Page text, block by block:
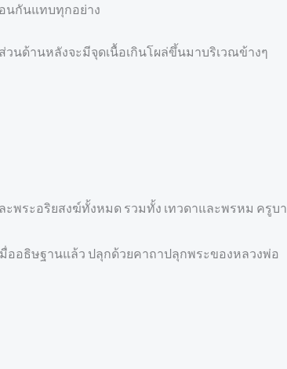
นกันแทบทุกอย่าง
นด้านหลังจะมีจุดเนื้อเกินโผล่ขึ้นมาบริเวณข้างๆ
ะพระอริยสงฆ์ทั้งหมด รวมทั้ง เทวดาและพรหม ครูบา
ออธิษฐานแล้ว ปลุกด้วยคาถาปลุกพระของหลวงพ่อ